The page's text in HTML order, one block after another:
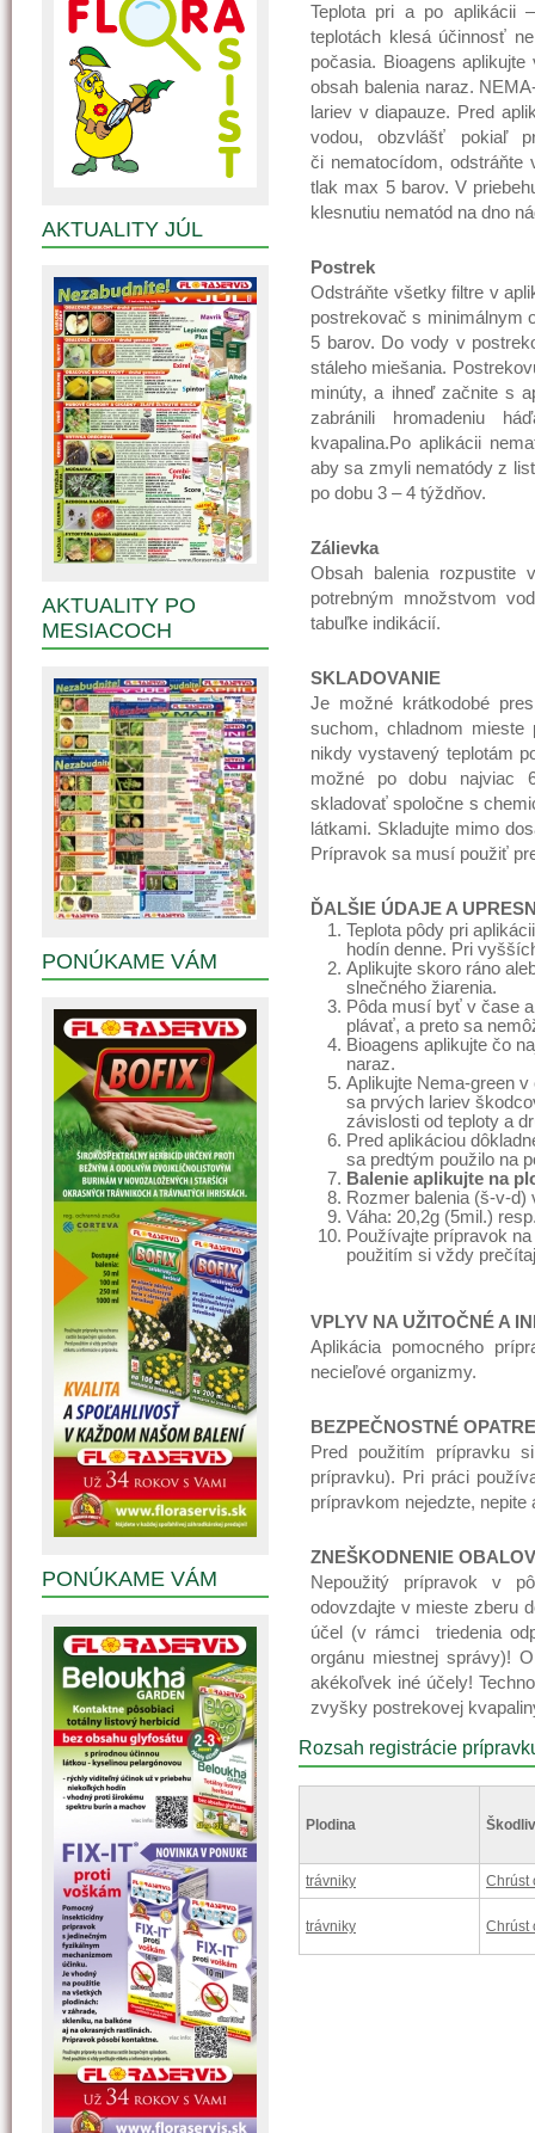
Teplota pri a po aplikácii
teplotách klesá účinnosť
počasia. Bioagens
obsah balenia naraz.
lariev v diapauze. Pred
vodou, obzvlášť pokiaľ
či nematocídom,
tlak max 5 barov. V
klesnutiu nematód na dno
Postrek
Odstráňte všetky filtre v
postrekovač s minimálnym
5 barov. Do vody v
stáleho miešania.
minúty, a ihneď začnite s
zabránili hromadeniu
kvapalina.Po aplikácii
aby sa zmyli nematódy z
po dobu 3 – 4 týždňov.
Zálievka
Obsah balenia
potrebným množstvom
tabuľke indikácií.
SKLADOVANIE
Je možné krátkodobé
suchom, chladnom
nikdy vystavený teplotám
možné po dobu najviac
skladovať spoločne s
látkami. Skladujte mimo
Prípravok sa musí použiť
ĎALŠIE ÚDAJE A
Teplota pôdy pri
hodín denne. Pri
Aplikujte skoro ráno
slnečného žiarenia.
Pôda musí byť v čase
plávať, a preto sa
Bioagens aplikujte čo
naraz.
Aplikujte Nema-green
sa prvých lariev
závislosti od teploty a
Pred aplikáciou
sa predtým použilo na
Balenie aplikujte na
Rozmer balenia (š-v-d)
Váha: 20,2g (5mil.)
Používajte prípravok
použitím si vždy
VPLYV NA UŽITOČNÉ A
Aplikácia pomocného
necieľové organizmy.
BEZPEČNOSTNÉ
Pred použitím prípravku
prípravku). Pri práci
prípravkom nejedzte, nepite
ZNEŠKODNENIE
Nepoužitý prípravok v
odovzdajte v mieste zberu
účel (v rámci triedenia
orgánu miestnej správy)!
akékoľvek iné účely!
zvyšky postrekovej
Rozsah registrácie
Plodina
trávniky Chrúst
trávniky Chrúst
AKTUALITY JÚL
AKTUALITY PO
MESIACOCH
PONÚKAME VÁM
PONÚKAME VÁM